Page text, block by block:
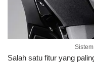
Salah satu fitur yang